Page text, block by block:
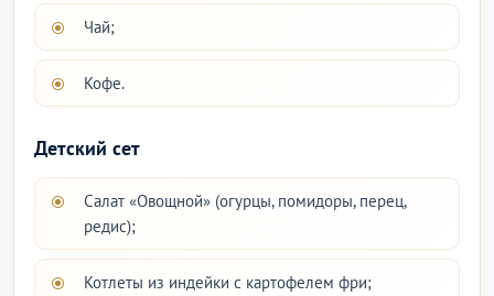
Чай;
Кофе.
Детский сет
Салат «Овощной» (огурцы, помидоры, перец,
редис);
Котлеты из индейки с картофелем фри;